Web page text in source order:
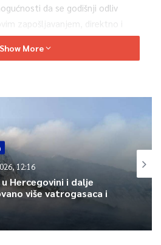
da se godišnji odliv
zapošljavanjem, direktno i
gubitak potencijalnog BDP-a u
eura.
Show More
12:16
Hercegovini i dalje
više vatrogasaca i